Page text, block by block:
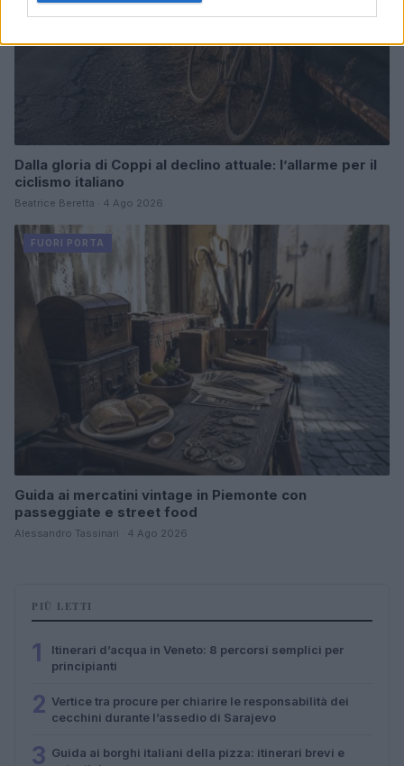
Dalla gloria di Coppi al declino attuale: l’allarme per il
ciclismo italiano
Beatrice Beretta · 4 Ago 2026
FUORI PORTA
Guida ai mercatini vintage in Piemonte con
passeggiate e street food
Alessandro Tassinari · 4 Ago 2026
PIÙ LETTI
1
Itinerari d’acqua in Veneto: 8 percorsi semplici per
principianti
2 Vertice tra procure per chiarire le responsabilità dei
cecchini durante l’assedio di Sarajevo
3 Guida ai borghi italiani della pizza: itinerari brevi e